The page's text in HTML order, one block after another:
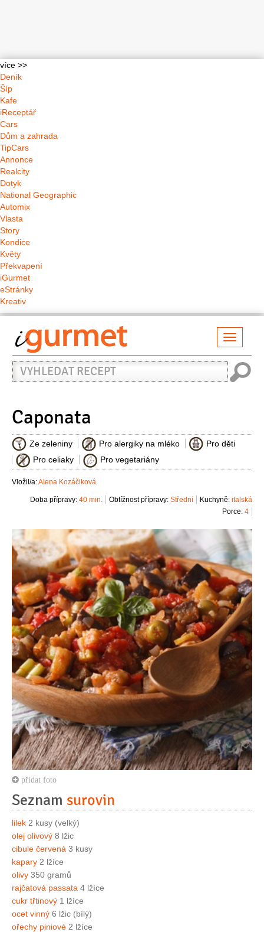
více >>
Deník
Šíp
Kafe
iReceptář
Cars
Dům a zahrada
TipCars
Annonce
Realcity
Dotyk
National Geographic
Automix
Vlasta
Story
Kondice
Květy
Překvapení
iGurmet
eStránky
Kreativ
Vyhledat
recept
Caponata
Ze zeleniny Pro alergiky na mléko
Pro děti
Pro celiaky
Pro vegetariány
Vložil/a:Alena Kozáčiková
Kuchyně: italská
Obtížnost přípravy: Střední
Doba přípravy: 40 min.
Porce: 4
přidat foto
Seznam surovin
lilek 2 kusy (velký)
olej olivový 8 lžic
cibule červená 3 kusy
kapary 2 lžíce
olivy 350 gramů
rajčatová passata 4 lžíce
cukr třtinový 1 lžíce
ocet vinný 6 lžic (bílý)
ořechy piniové 2 lžíce